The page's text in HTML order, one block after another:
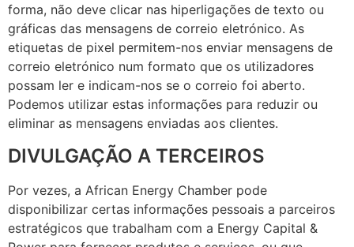
forma, não deve clicar nas hiperligações de texto ou
gráficas das mensagens de correio eletrónico. As
etiquetas de pixel permitem-nos enviar mensagens de
correio eletrónico num formato que os utilizadores
possam ler e indicam-nos se o correio foi aberto.
Podemos utilizar estas informações para reduzir ou
eliminar as mensagens enviadas aos clientes.
DIVULGAÇÃO A TERCEIROS
Por vezes, a African Energy Chamber pode
disponibilizar certas informações pessoais a parceiros
estratégicos que trabalham com a Energy Capital &